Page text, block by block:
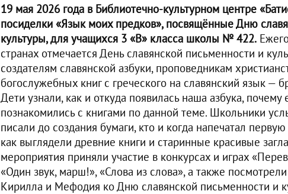
19 мая 2026 года в Библиотечно-культурном центре
посиделки «Язык моих предков», посвящённые Дню
культуры, для учащихся 3 «В» класса школы № 422.
странах отмечается День славянской письменности и
создателям славянской азбуки, проповедникам
богослужебных книг с греческого на славянский язык
Дети узнали, как и откуда появилась наша азбука,
познакомились с книгами по данной теме. Школьники
писали до создания бумаги, кто и когда напечатал
как выглядели древние книги и старинные красивые
мероприятия приняли участие в конкурсах и играх
«Один звук, марш!», «Слова из слова», а также
Кирилла и Мефодия ко Дню славянской письменности и